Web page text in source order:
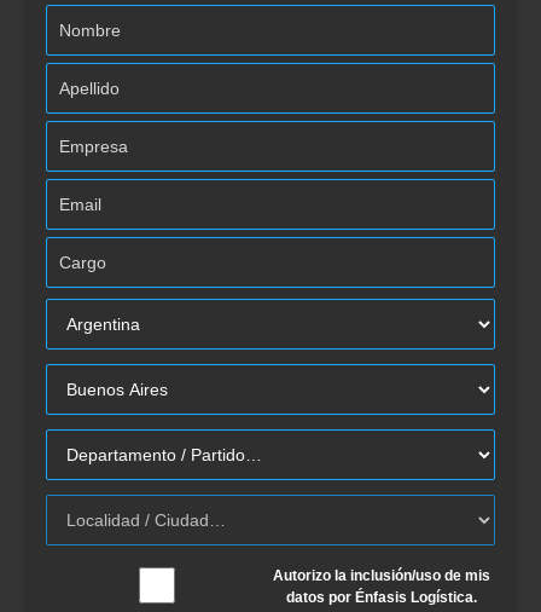
Autorizo la inclusión/uso de mis
datos por Énfasis Logística.